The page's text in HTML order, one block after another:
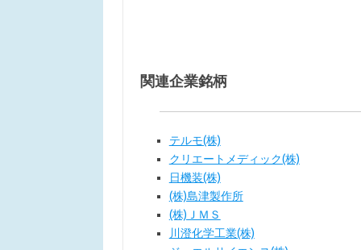
関連企業銘柄
テルモ(株)
クリエートメディック(株)
日機装(株)
(株)島津製作所
(株)ＪＭＳ
川澄化学工業(株)